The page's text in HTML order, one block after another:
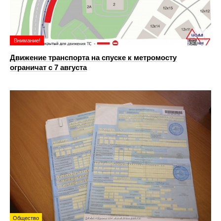
Внимание!
Движение транспорта на спуске к метромосту
ограничат с 7 августа
Общество